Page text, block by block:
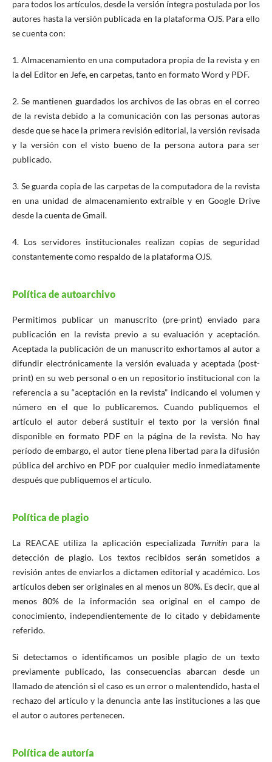
para todos los artículos, desde la versión íntegra postulada por los
autores hasta la versión publicada en la plataforma OJS. Para ello
se cuenta con:
1. Almacenamiento en una computadora propia de la revista y en
la del Editor en Jefe, en carpetas, tanto en formato Word y PDF.
2. Se mantienen guardados los archivos de las obras en el correo
de la revista debido a la comunicación con las personas autoras
desde que se hace la primera revisión editorial, la versión revisada
y la versión con el visto bueno de la persona autora para ser
publicado.
3. Se guarda copia de las carpetas de la computadora de la revista
en una unidad de almacenamiento extraíble y en Google Drive
desde la cuenta de Gmail.
4. Los servidores institucionales realizan copias de seguridad
constantemente como respaldo de la plataforma OJS.
Política de autoarchivo
Permitimos publicar un manuscrito (pre-print) enviado para
publicación en la revista previo a su evaluación y aceptación.
Aceptada la publicación de un manuscrito exhortamos al autor a
difundir electrónicamente la versión evaluada y aceptada (post-
print) en su web personal o en un repositorio institucional con la
referencia a su “aceptación en la revista” indicando el volumen y
número en el que lo publicaremos. Cuando publiquemos el
artículo el autor deberá sustituir el texto por la versión final
disponible en formato PDF en la página de la revista. No hay
período de embargo, el autor tiene plena libertad para la difusión
pública del archivo en PDF por cualquier medio inmediatamente
después que publiquemos el artículo.
Política de plagio
La REACAE utiliza la aplicación especializada Turnitinpara la
detección de plagio. Los textos recibidos serán sometidos a
revisión antes de enviarlos a dictamen editorial y académico. Los
artículos deben ser originales en al menos un 80%. Es decir, que al
menos 80% de la información sea original en el campo de
conocimiento, independientemente de lo citado y debidamente
referido.
Si detectamos o identificamos un posible plagio de un texto
previamente publicado, las consecuencias abarcan desde un
llamado de atención si el caso es un error o malentendido, hasta el
rechazo del artículo y la denuncia ante las instituciones a las que
el autor o autores pertenecen.
Política de autoría